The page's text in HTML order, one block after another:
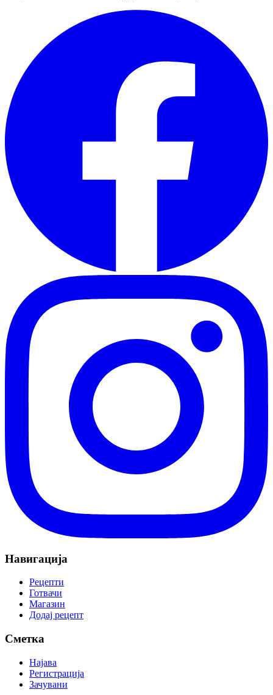
Навигација
Рецепти
Готвачи
Магазин
Додај рецепт
Сметка
Најава
Регистрација
Зачувани